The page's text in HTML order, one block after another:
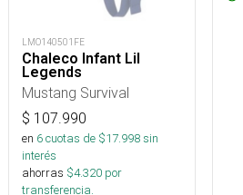
LMO140501FE
Chaleco Infant Lil
Legends
Mustang Survival
$ 107.990
en 6cuotas de $17.998sin
interés
ahorras $4.320 por
transferencia.